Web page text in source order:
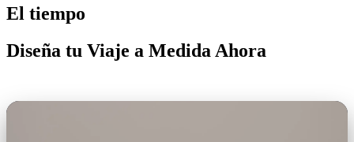
El tiempo
Diseña tu Viaje a Medida Ahora